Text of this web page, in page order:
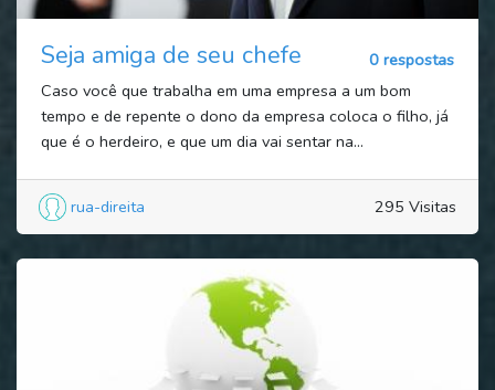
Seja amiga de seu chefe
0 respostas
Caso você que trabalha em uma empresa a um bom
tempo e de repente o dono da empresa coloca o filho, já
que é o herdeiro, e que um dia vai sentar na...
rua-direita 295 Visitas